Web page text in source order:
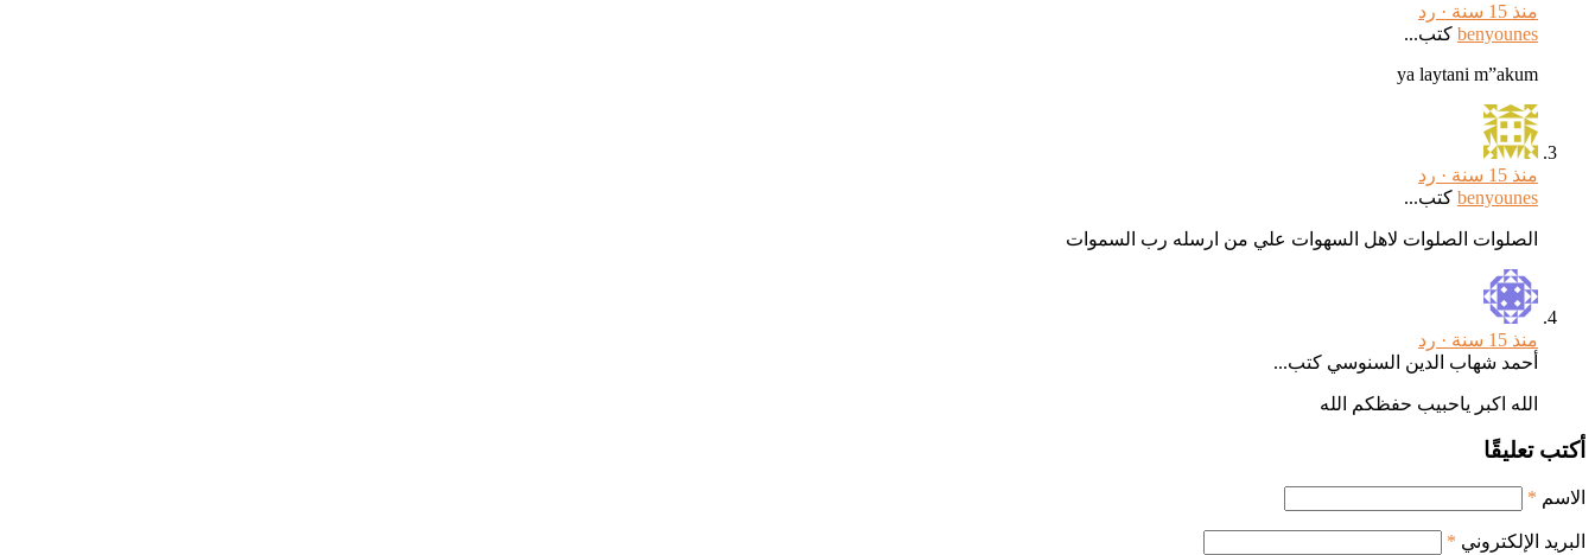
منذ 15 سنة ·
رد
benyounes كتب...
ya laytani m”akum
منذ 15 سنة ·
رد
benyounes كتب...
الصلوات الصلوات لاهل السهوات علي من ارسله رب السموات
منذ 15 سنة ·
رد
أحمد شهاب الدين السنوسي كتب...
الله اكبر ياحبيب حفظكم الله
أكتب تعليقًا
الاسم *
البريد الإلكتروني *